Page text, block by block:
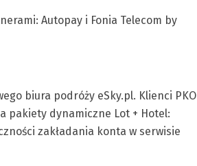
Autopay i Fonia Telecom by
biura podróży eSky.pl. Klienci PKO
pakiety dynamiczne Lot + Hotel:
zakładania konta w serwisie